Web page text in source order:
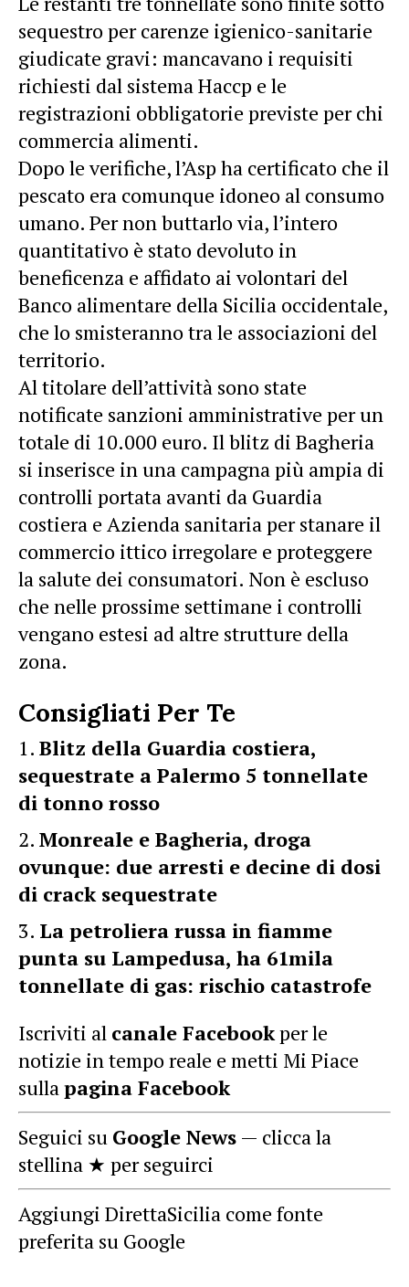
sequestro per carenze igienico-sanitarie
giudicate gravi: mancavano i requisiti
richiesti dal sistema Haccp e le
registrazioni obbligatorie previste per chi
commercia alimenti.
Dopo le verifiche, l’Asp ha certificato che il
pescato era comunque idoneo al consumo
umano. Per non buttarlo via, l’intero
quantitativo è stato devoluto in
beneficenza e affidato ai volontari del
Banco alimentare della Sicilia occidentale,
che lo smisteranno tra le associazioni del
territorio.
Al titolare dell’attività sono state
notificate sanzioni amministrative per un
totale di 10.000 euro. Il blitz di Bagheria
si inserisce in una campagna più ampia di
controlli portata avanti da Guardia
costiera e Azienda sanitaria per stanare il
commercio ittico irregolare e proteggere
la salute dei consumatori. Non è escluso
che nelle prossime settimane i controlli
vengano estesi ad altre strutture della
zona.
Consigliati Per Te
Blitz della Guardia costiera,
sequestrate a Palermo 5 tonnellate
di tonno rosso
Monreale e Bagheria, droga
ovunque: due arresti e decine di dosi
di crack sequestrate
La petroliera russa in fiamme
punta su Lampedusa, ha 61mila
tonnellate di gas: rischio catastrofe
Iscriviti al canale Facebookper le
notizie in tempo reale e metti Mi Piace
sulla pagina Facebook
Seguici su Google News — clicca la
stellina ★ per seguirci
Aggiungi DirettaSicilia come fonte
preferita su Google